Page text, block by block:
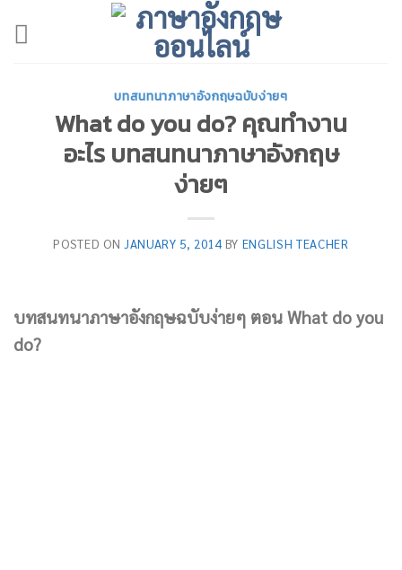
บทสนทนาภาษาอังกฤษฉบับง่ายๆ
What do you do? คุณทำงาน
อะไร บทสนทนาภาษาอังกฤษ
ง่ายๆ
POSTED ON JANUARY 5, 2014 BY ENGLISH TEACHER
บทสนทนาภาษาอังกฤษฉบับง่ายๆ ตอน What do you
do?